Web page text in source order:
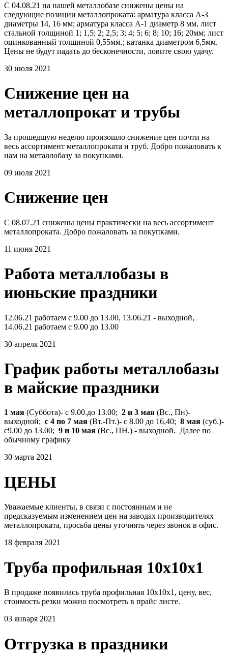
С 04.08.21 на нашей металлобазе снижены цены на
следующие позиции металлопроката: арматура класса А-3
диаметры 14, 16 мм; арматура класса А-1 диаметр 8 мм, лист
стальной толщиной 1; 1,5; 2; 2,5; 3; 4; 5; 6; 8; 10; 16; 20мм; лист
оцинкованный толщиной 0,55мм.; катанка диаметром 6,5мм.
Цены не будут падать до бесконечности, ловите свою удачу.
30 июля 2021
Снижение цен на
металлопрокат и трубы
За прошедшую неделю произошло снижение цен почти на
весь ассортимент металлопроката и труб. Добро пожаловать к
нам на металлобазу за покупками.
09 июля 2021
Снижение цен
С 08.07.21 снижены цены практически на весь ассортимент
металлопроката. Добро пожаловать за покупками.
11 июня 2021
Работа металлобазы в
июньские праздники
12.06.21 работаем с 9.00 до 13.00, 13.06.21 - выходной,
14.06.21 работаем с 9.00 до 13.00
30 апреля 2021
График работы металлобазы
в майские праздники
1 мая (Суббота)- с 9.00.до 13.00; 2 и 3 мая (Вс., Пн)-
выходной; с 4 по 7 мая (Вт.-Пт.)- с 8.00 до 16,40; 8 мая (суб.)-
с9.00 до 13.00; 9 и 10 мая (Вс., ПН.) - выходной. Далее по
обычному графику
30 марта 2021
ЦЕНЫ
Уважаемые клиенты, в связи с постоянным и не
предсказуемым изменением цен на заводах производителях
металлопроката, просьба цены уточнять через звонок в офис.
18 февраля 2021
Труба профильная 10х10х1
В продаже появилась труба профильная 10х10х1, цену, вес,
стоимость резки можно посмотреть в прайс листе.
03 января 2021
Отгрузка в праздники